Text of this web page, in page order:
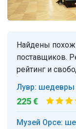
Найдены
поставщиков.
рейтинг и
Лувр: шедевры
225 €
Музей Орсе: